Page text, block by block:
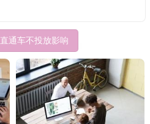
直通车不投放影响